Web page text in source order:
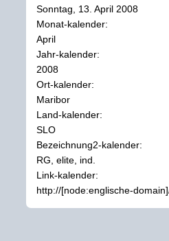
Sonntag, 13. April 2008
Monat-kalender:
April
Jahr-kalender:
2008
Ort-kalender:
Maribor
Land-kalender:
SLO
Bezeichnung2-kalender:
RG, elite, ind.
Link-kalender:
http://[node:englische-